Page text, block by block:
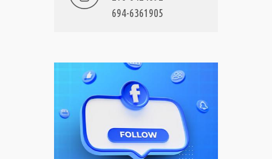
694-6361905